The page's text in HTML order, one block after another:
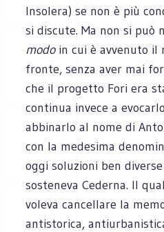
Insolera) se non è più
si discute. Ma non si può
modoin cui è avvenuto il
fronte, senza aver mai
che il progetto Fori era
continua invece a
abbinarlo al nome di
con la medesima
oggi soluzioni ben
sosteneva Cederna. Il
voleva cancellare la
antistorica,